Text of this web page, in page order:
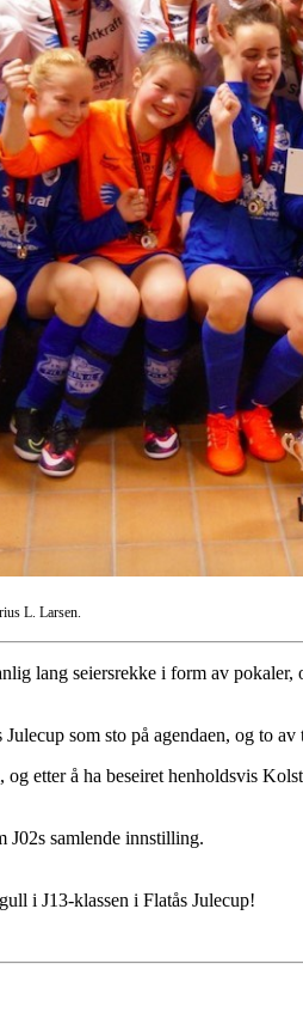
L. Larsen.
lang seiersrekke i form av
som sto på agendaen, og to
etter å ha beseiret henholdsvis
J02s samlende innstilling.
i J13-klassen i Flatås Julecup!